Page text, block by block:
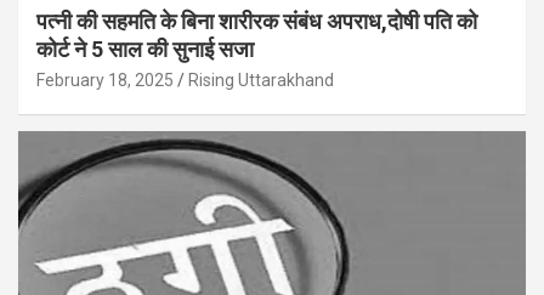
पत्नी की सहमति के बिना शारीरक संबंध अपराध,दोषी पति को
कोर्ट ने 5 साल की सुनाई सजा
February 18, 2025 Rising Uttarakhand